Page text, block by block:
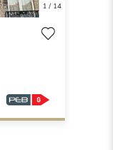
1/ 14